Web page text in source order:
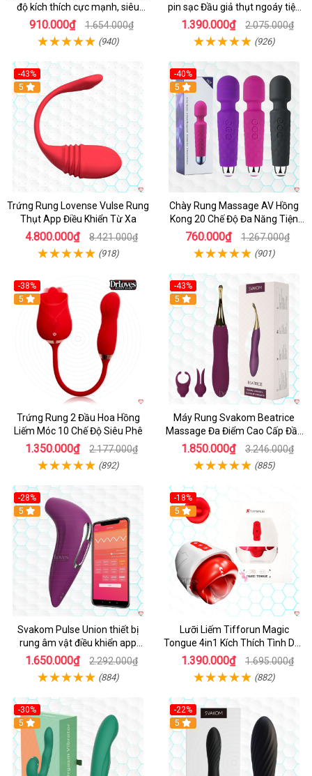
độ kích thích cực mạnh, siêu
sướng
910.000₫ 1.654.000₫
(940)
pin sạc Đầu giả thụt ngoáy tiện
lợi
1.390.000₫ 2.075.000₫
(926)
-43%
Hot
5
Trứng Rung Lovense Vulse Rung
Thụt App Điều Khiển Từ Xa
4.800.000₫ 8.421.000₫
(918)
-40%
5
Chày Rung Massage AV Hồng
Kong 20 Chế Độ Đa Năng Tiện
Lợi
760.000₫ 1.267.000₫
(901)
-38%
Hot
5
Trứng Rung 2 Đầu Hoa Hồng
Liếm Móc 10 Chế Độ Siêu Phê
1.350.000₫ 2.177.000₫
(892)
-43%
Hot
5
Máy Rung Svakom Beatrice
Massage Đa Điểm Cao Cấp Đầy
Đam Mê
1.850.000₫ 3.246.000₫
(885)
-28%
Hot
5
Svakom Pulse Union thiết bị
rung âm vật điều khiển app
mạnh mẽ
1.650.000₫ 2.292.000₫
(884)
-18%
Hot
5
Lưỡi Liếm Tifforun Magic
Tongue 4in1 Kích Thích Tình Dục
Cao Cấp
1.390.000₫ 1.695.000₫
(882)
-30%
Hot
5
-22%
Hot
5